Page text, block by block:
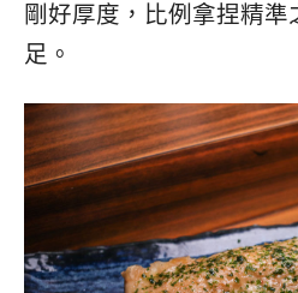
剛好厚度，比例拿捏精
足。